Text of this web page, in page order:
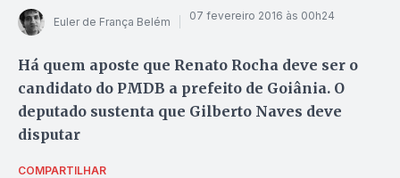
Euler de França Belém 07 fevereiro 2016 às 00h24
Há quem aposte que Renato Rocha deve ser o
candidato do PMDB a prefeito de Goiânia. O
deputado sustenta que Gilberto Naves deve
disputar
COMPARTILHAR